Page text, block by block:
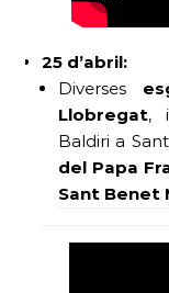
25 d’abril:
Diverses
Llobregat,
Baldiri a
del Papa
Sant Benet